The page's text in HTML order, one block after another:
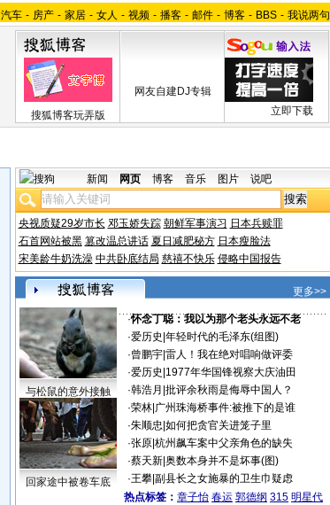
汽车 - 房产 - 家居 - 女人 - 视频 - 播客 - 邮件 - 博客 - BBS - 我说两句
搜狐博客玩弄版
网友自建DJ专辑
立即下载
新闻 网页 博客 音乐 图片 说吧
央视质疑29岁市长 邓玉娇失踪 朝鲜军事演习 日本兵赎罪
石首网站被黑 篡改温总讲话 夏日减肥秘方 日本瘦脸法
宋美龄牛奶洗澡 中共卧底结局 慈禧不快乐 侵略中国报告
更多>>
与松鼠的意外接触
回家途中被卷车底
·怀念丁聪：我以为那个老头永远不老
·爱历史 年轻时代的毛泽东(组图)
·曾鹏宇| 雷人！我在绝对唱响做评委
·爱历史 1977年华国锋视察大庆油田
·韩浩月 批评余秋雨是侮辱中国人？
·荣林| 广州珠海桥事件:被推下的是谁
·朱顺忠 如何把贪官关进笼子里
·张原| 杭州飙车案中父亲角色的缺失
·蔡天新| 奥数本身并不是坏事(图)
·王攀| 副县长之女施暴的卫生巾疑虑
热点标签： 章子怡 春运 郭德纲 315 明星代